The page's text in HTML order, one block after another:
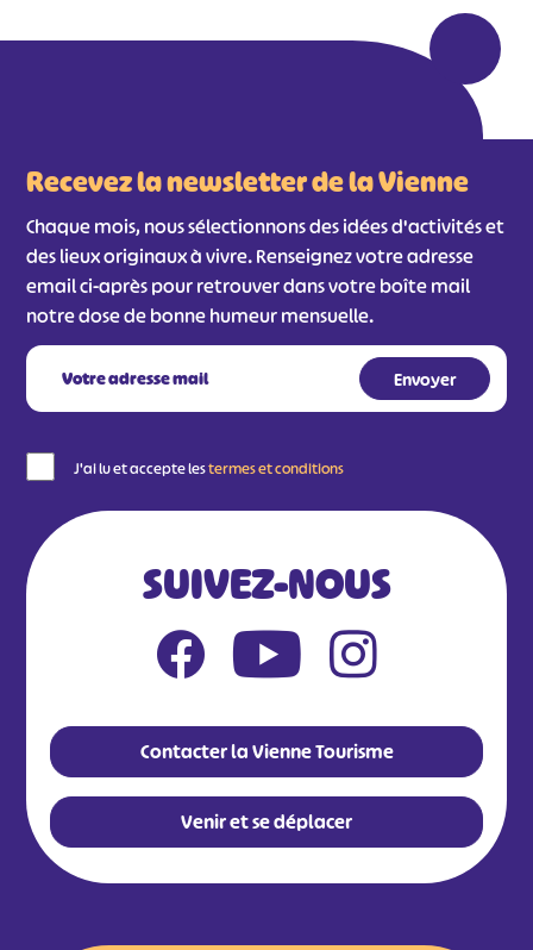
Recevez la newsletter de la Vienne
Chaque mois, nous sélectionnons des idées d'activités et
des lieux originaux à vivre. Renseignez votre adresse
email ci-après pour retrouver dans votre boîte mail
notre dose de bonne humeur mensuelle.
J'ai lu et accepte lestermes et conditions
SUIVEZ-NOUS
Contacter la Vienne Tourisme
Venir et se déplacer